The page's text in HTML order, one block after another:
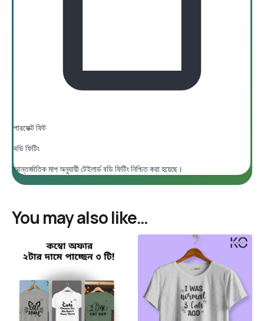
পারফেক্ট ফিট
বডি ফিটিং
আন্তর্জাতিক মাপ অনুযায়ী টেইলার্ড বডি ফিটিং নিশ্চিত করা হয়েছে।
You may also like…